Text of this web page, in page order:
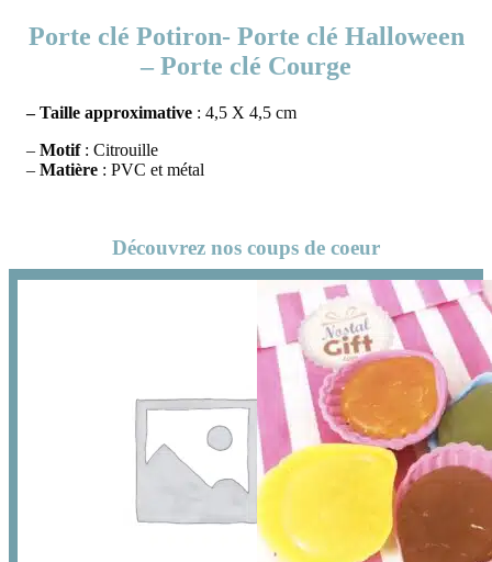
Porte clé Potiron- Porte clé Halloween
– Porte clé Courge
– Taille approximative : 4,5 X 4,5 cm
– Motif: Citrouille
– Matière : PVC et métal
Découvrez nos coups de coeur